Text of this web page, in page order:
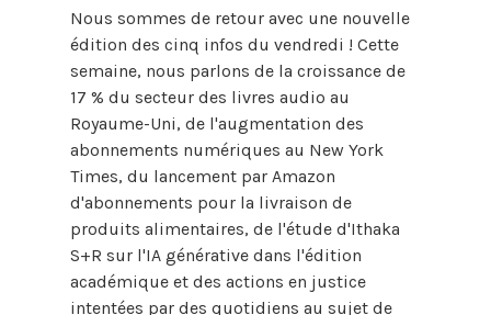
Nous sommes de retour avec une nouvelle
édition des cinq infos du vendredi ! Cette
semaine, nous parlons de la croissance de
17 % du secteur des livres audio au
Royaume-Uni, de l'augmentation des
abonnements numériques au New York
Times, du lancement par Amazon
d'abonnements pour la livraison de
produits alimentaires, de l'étude d'Ithaka
S+R sur l'IA générative dans l'édition
académique et des actions en justice
intentées par des quotidiens au sujet de